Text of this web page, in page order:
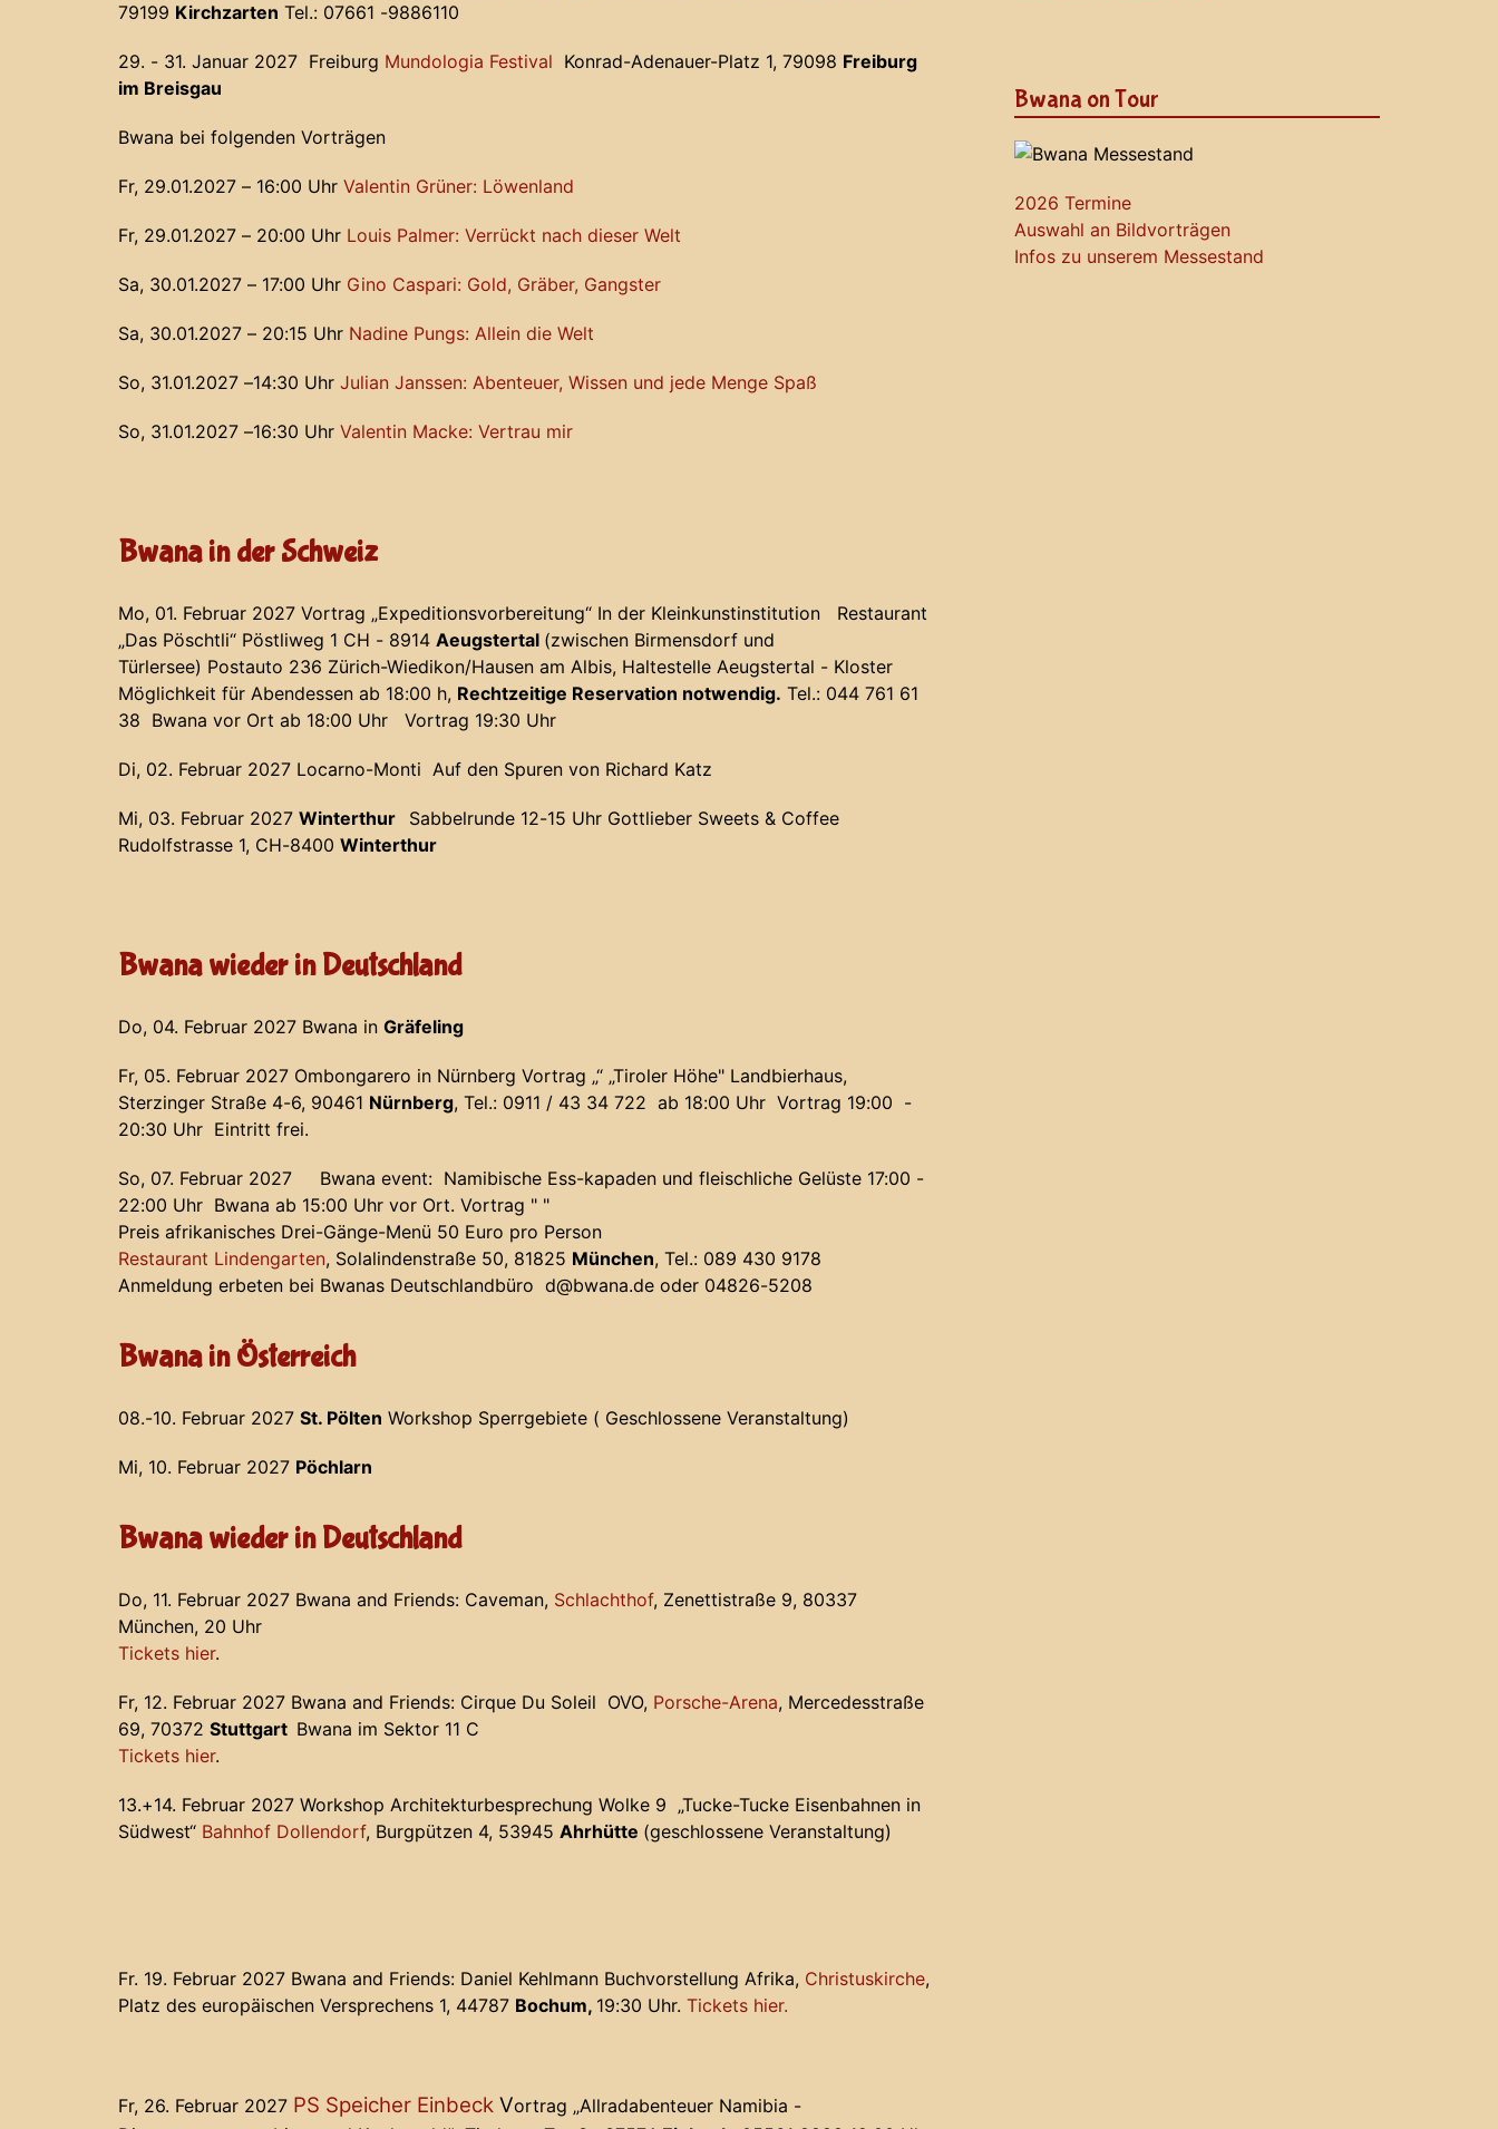
79199 Kirchzarten Tel.: 07661 -9886110
29. - 31. Januar 2027 Freiburg Mundologia Festival Konrad-Adenauer-Platz 1, 79098 Freiburg
im Breisgau
Bwana bei folgenden Vorträgen
Fr, 29.01.2027 – 16:00 Uhr Valentin Grüner: Löwenland
Fr, 29.01.2027 – 20:00 Uhr Louis Palmer: Verrückt nach dieser Welt
Sa, 30.01.2027 – 17:00 Uhr Gino Caspari: Gold, Gräber, Gangster
Sa, 30.01.2027 – 20:15 Uhr Nadine Pungs: Allein die Welt
So, 31.01.2027 –14:30 Uhr Julian Janssen: Abenteuer, Wissen und jede Menge Spaß
So, 31.01.2027 –16:30 Uhr Valentin Macke: Vertrau mir
Bwana in der Schweiz
Mo, 01. Februar 2027 Vortrag „Expeditionsvorbereitung“ In der Kleinkunstinstitution Restaurant
„Das Pöschtli“ Pöstliweg 1 CH - 8914 Aeugstertal (zwischen Birmensdorf und
Türlersee) Postauto 236 Zürich-Wiedikon/Hausen am Albis, Haltestelle Aeugstertal - Kloster
Möglichkeit für Abendessen ab 18:00 h, Rechtzeitige Reservation notwendig. Tel.: 044 761 61
38 Bwana vor Ort ab 18:00 Uhr Vortrag 19:30 Uhr
Di, 02. Februar 2027 Locarno-Monti Auf den Spuren von Richard Katz
Mi, 03. Februar 2027 Winterthur Sabbelrunde 12-15 Uhr Gottlieber Sweets & Coffee
Rudolfstrasse 1, CH-8400 Winterthur
Bwana wieder in Deutschland
Do, 04. Februar 2027 Bwana in Gräfeling
Fr, 05. Februar 2027 Ombongarero in Nürnberg Vortrag „“ „Tiroler Höhe" Landbierhaus,
Sterzinger Straße 4-6, 90461 Nürnberg, Tel.: 0911 / 43 34 722 ab 18:00 Uhr Vortrag 19:00 -
20:30 Uhr Eintritt frei.
So, 07. Februar 2027 Bwana event: Namibische Ess-kapaden und fleischliche Gelüste 17:00 -
22:00 Uhr Bwana ab 15:00 Uhr vor Ort. Vortrag " "
Preis afrikanisches Drei-Gänge-Menü 50 Euro pro Person
Restaurant Lindengarten, Solalindenstraße 50, 81825 München, Tel.: 089 430 9178
Anmeldung erbeten bei Bwanas Deutschlandbüro d@bwana.de oder 04826-5208
Bwana in Österreich
08.-10. Februar 2027 St. Pölten Workshop Sperrgebiete ( Geschlossene Veranstaltung)
Mi, 10. Februar 2027 Pöchlarn
Bwana wieder in Deutschland
Do, 11. Februar 2027 Bwana and Friends: Caveman, Schlachthof, Zenettistraße 9, 80337
München, 20 Uhr
Tickets hier.
Fr, 12. Februar 2027 Bwana and Friends: Cirque Du Soleil OVO, Porsche-Arena, Mercedesstraße
69, 70372 Stuttgart Bwana im Sektor 11 C
Tickets hier.
13.+14. Februar 2027 Workshop Architekturbesprechung Wolke 9 „Tucke-Tucke Eisenbahnen in
Südwest“ Bahnhof Dollendorf, Burgpützen 4, 53945 Ahrhütte (geschlossene Veranstaltung)
Fr. 19. Februar 2027 Bwana and Friends: Daniel Kehlmann Buchvorstellung Afrika, Christuskirche,
Platz des europäischen Versprechens 1, 44787 Bochum, 19:30 Uhr. Tickets hier.
Fr, 26. Februar 2027 PS Speicher Einbeck Vortrag „Allradabenteuer Namibia -
Bwana on Tour
2026 Termine
Auswahl an Bildvorträgen
Infos zu unserem Messestand